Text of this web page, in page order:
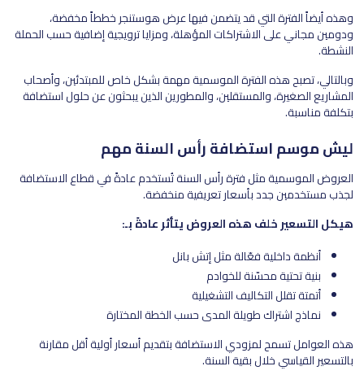
وهذه أيضاً الفترة التي قد يتضمن فيها عرض هوستنجر خططاً مخفضة،
ودومين مجاني على الاشتراكات المؤهلة، ومزايا ترويجية إضافية حسب الحملة
النشطة.
وبالتالي، تصبح هذه الفترة الموسمية مهمة بشكل خاص للمبتدئين، وأصحاب
المشاريع الصغيرة، والمستقلين، والمطورين الذين يبحثون عن حلول استضافة
بتكلفة مناسبة.
ليش موسم استضافة رأس السنة مهم
العروض الموسمية مثل فترة رأس السنة تُستخدم عادةً في قطاع الاستضافة
لجذب مستخدمين جدد بأسعار تعريفية منخفضة.
هيكل التسعير خلف هذه العروض يتأثر عادةً بـ:
أنظمة داخلية فعّالة مثل إتش بانل
بنية تحتية محسّنة للخوادم
أتمتة تقلل التكاليف التشغيلية
نماذج اشتراك طويلة المدى حسب الخطة المختارة
هذه العوامل تسمح لمزودي الاستضافة بتقديم أسعار أولية أقل مقارنة
بالتسعير القياسي خلال بقية السنة.